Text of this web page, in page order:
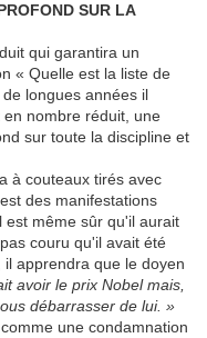
SUR LA
qui garantira un
« Quelle est la liste de
longues années il
nombre réduit, une
sur toute la discipline et
à couteaux tirés avec
des manifestations
est même sûr qu'il aurait
couru qu'il avait été
apprendra que le doyen
avoir le prix Nobel mais,
débarrasser de lui. »
une condamnation